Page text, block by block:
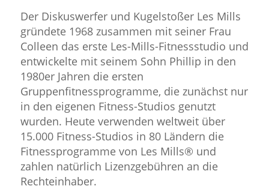
Der Diskuswerfer und Kugelstoßer Les Mills
gründete 1968 zusammen mit seiner Frau
Colleen das erste Les-Mills-Fitnessstudio und
entwickelte mit seinem Sohn Phillip in den
1980er Jahren die ersten
Gruppenfitnessprogramme, die zunächst nur
in den eigenen Fitness-Studios genutzt
wurden. Heute verwenden weltweit über
15.000 Fitness-Studios in 80 Ländern die
Fitnessprogramme von Les Mills® und
zahlen natürlich Lizenzgebühren an die
Rechteinhaber.